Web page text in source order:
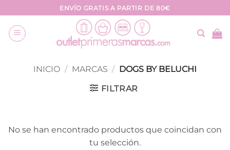
al
contenido
ENVÍO GRATIS A PARTIR DE 80€
INICIO / MARCAS / DOGS BY BELUCHI
FILTRAR
No se han encontrado productos que coincidan con
tu selección.